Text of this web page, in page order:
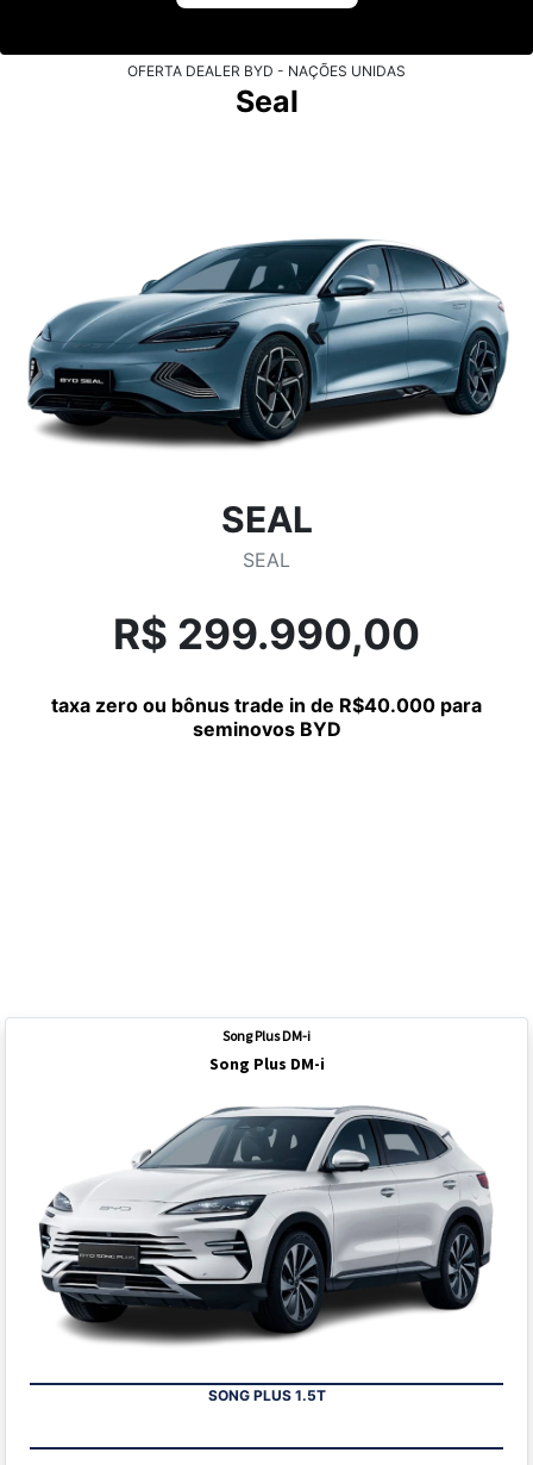
OFERTA DEALER BYD - NAÇÕES UNIDAS
Seal
SEAL
SEAL
R$ 299.990,00
taxa zero ou bônus trade in de R$40.000 para
seminovos BYD
Song Plus DM-i
Song Plus DM-i
SONG PLUS 1.5T